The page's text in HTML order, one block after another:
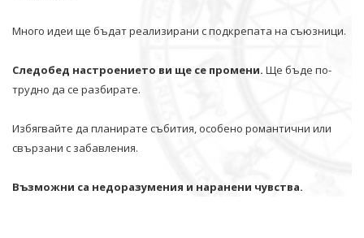
Много идеи ще бъдат реализирани с подкрепата на съюзници.
Следобед настроението ви ще се промени. Ще бъде по-
трудно да се разбирате.
Избягвайте да планирате събития, особено романтични или
свързани с забавления.
Възможни са недоразумения и наранени чувства.